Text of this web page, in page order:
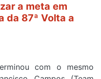
a meta em
da 87ª Volta a
com o mesmo